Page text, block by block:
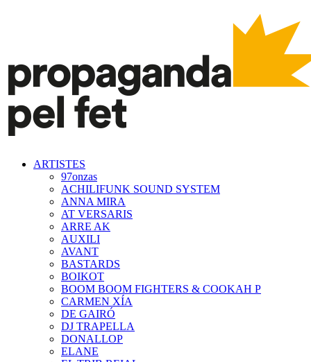
ARTISTES
97onzas
ACHILIFUNK SOUND SYSTEM
ANNA MIRA
AT VERSARIS
ARRE AK
AUXILI
AVANT
BASTARDS
BOIKOT
BOOM BOOM FIGHTERS & COOKAH P
CARMEN XÍA
DE GAIRÓ
DJ TRAPELLA
DONALLOP
ELANE